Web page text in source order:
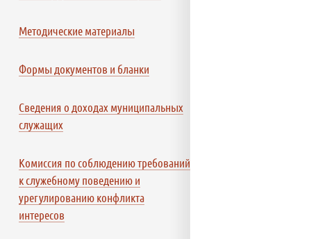
Методические материалы
Формы документов и бланки
Сведения о доходах муниципальных
служащих
Комиссия по соблюдению требований
к служебному поведению и
урегулированию конфликта
интересов